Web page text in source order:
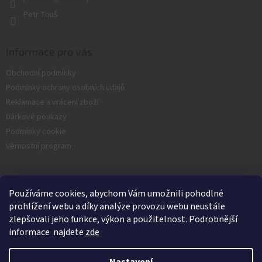
Používáme cookies, abychom Vám umožnili pohodlné
prohlížení webu a díky analýze provozu webu neustále
zlepšovali jeho funkce, výkon a použitelnost. Podrobnější
informace najdete zde
Petr Touš
Obchodní podmínky
Podmínky ochrany osobních údajů
Reklamace a vrácení zboží
Dárkové poukazy
Podmínky cookie
Věrnostní program
Facebook